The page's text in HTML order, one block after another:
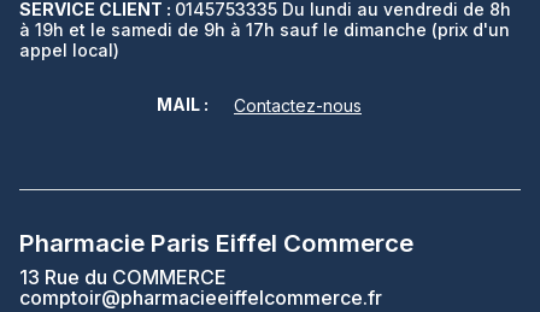
SERVICE CLIENT : 0145753335 Du lundi au vendredi de 8h
à 19h et le samedi de 9h à 17h sauf le dimanche (prix d'un
appel local)
MAIL : Contactez-nous
Pharmacie Paris Eiffel Commerce
13 Rue du COMMERCE
comptoir@pharmacieeiffelcommerce.fr